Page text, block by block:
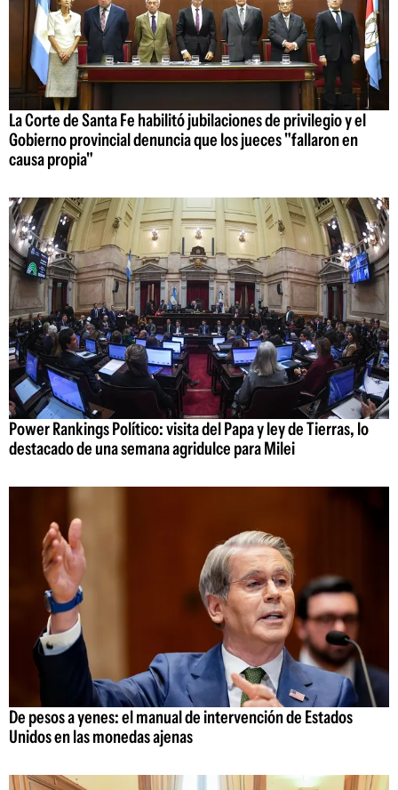
La Corte de Santa Fe habilitó jubilaciones de privilegio y el
Gobierno provincial denuncia que los jueces "fallaron en
causa propia"
Power Rankings Político: visita del Papa y ley de Tierras, lo
destacado de una semana agridulce para Milei
De pesos a yenes: el manual de intervención de Estados
Unidos en las monedas ajenas